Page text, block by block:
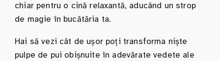
chiar pentru o cină relaxantă, aducând un strop
de magie în bucătăria ta.
Hai să vezi cât de ușor poți transforma niște
pulpe de pui obișnuite în adevărate vedete ale